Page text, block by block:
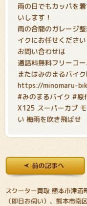
雨の日でもカッパを
いします！
雨の合間のガレージ
イクにお任せください
お問い合わせは
通話料無料フリーコ
またはみのまるバイ
https://minomaru-
#みのまるバイク #原
X125 スーパーカブ
い 梅雨を吹き飛ばせ
スクーター買取 熊本市津浦
（即日お伺い）、熊本市南